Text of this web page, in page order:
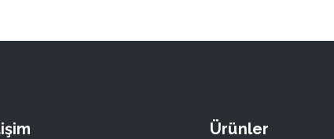
Ürünler